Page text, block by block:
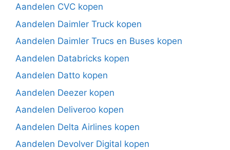
Aandelen CVC kopen
Aandelen Daimler Truck kopen
Aandelen Daimler Trucs en Buses kopen
Aandelen Databricks kopen
Aandelen Datto kopen
Aandelen Deezer kopen
Aandelen Deliveroo kopen
Aandelen Delta Airlines kopen
Aandelen Devolver Digital kopen